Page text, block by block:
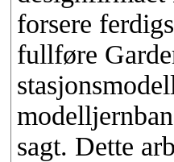
forsere
fullføre
sagt. Dette